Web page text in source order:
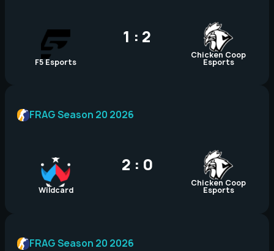
F5 Esports
1 : 2
Chicken Coop
Esports
Wildcard
2 : 0
Chicken Coop
Esports
FRAG Season 20 2026
FRAG Season 20 2026